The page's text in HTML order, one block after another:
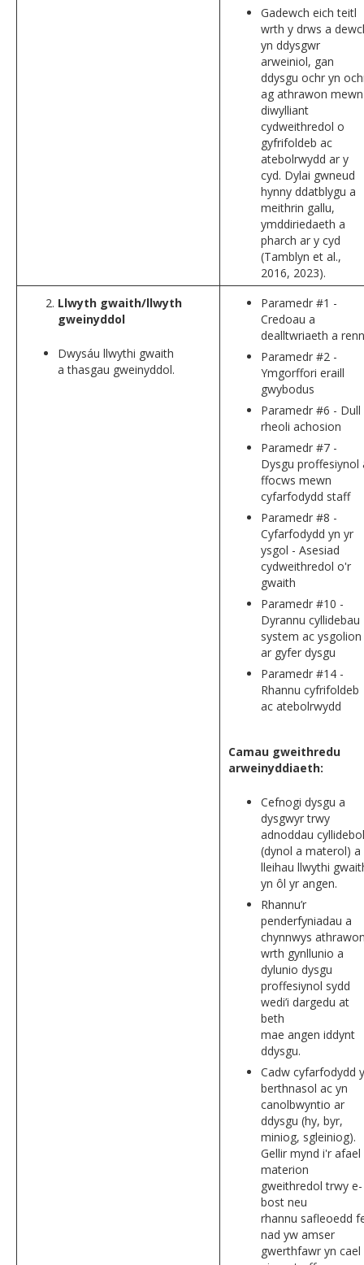
Gadewch eich teitl
wrth y drws a
yn ddysgwr
arweiniol, gan
ddysgu ochr yn
ag athrawon mewn
diwylliant
cydweithredol o
gyfrifoldeb ac
atebolrwydd ar y
cyd. Dylai gwneud
hynny ddatblygu a
meithrin gallu,
ymddiriedaeth a
pharch ar y cyd
(Tamblyn et al.,
2016, 2023).
Llwyth gwaith/llwyth
gweinyddol
Dwysáu llwythi gwaith
a thasgau gweinyddol.
Paramedr #1 -
Credoau a
dealltwriaeth a
Paramedr #2 -
Ymgorffori eraill
gwybodus
Paramedr #6 - Dull
rheoli achosion
Paramedr #7 -
Dysgu proffesiynol
ffocws mewn
cyfarfodydd staff
Paramedr #8 -
Cyfarfodydd yn yr
ysgol - Asesiad
cydweithredol o'r
gwaith
Paramedr #10 -
Dyrannu cyllidebau
system ac ysgolion
ar gyfer dysgu
Paramedr #14 -
Rhannu cyfrifoldeb
ac atebolrwydd
Camau gweithredu
arweinyddiaeth:
Cefnogi dysgu a
dysgwyr trwy
adnoddau cyllidebol
(dynol a materol) a
lleihau llwythi
yn ôl yr angen.
Rhannu’r
penderfyniadau a
chynnwys
wrth gynllunio a
dylunio dysgu
proffesiynol sydd
wedi’i dargedu at
beth
mae angen iddynt
ddysgu.
Cadw cyfarfodydd
berthnasol ac yn
canolbwyntio ar
ddysgu (hy, byr,
miniog, sgleiniog).
Gellir mynd i'r afael
materion
gweithredol trwy e-
bost neu
rhannu safleoedd
nad yw amser
gwerthfawr yn cael